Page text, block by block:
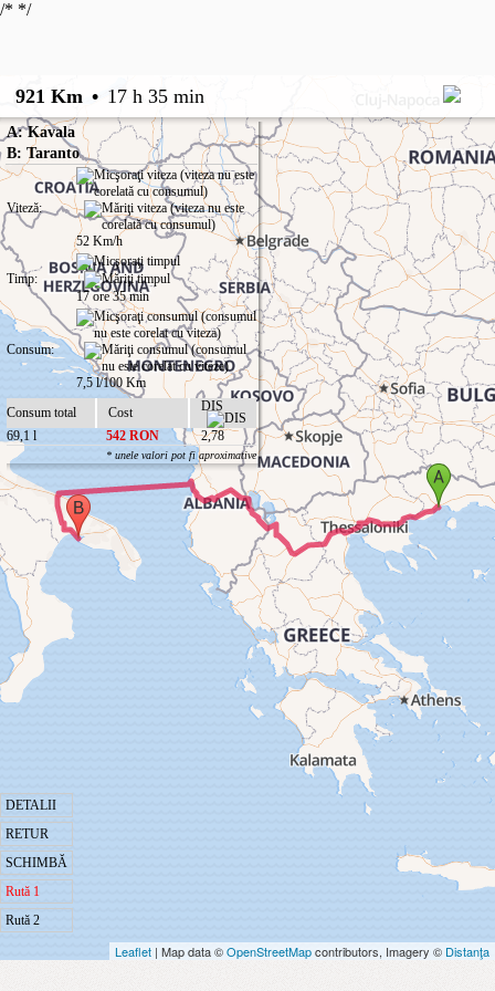
/* */
921 Km • 17 h 35 min
DETALII
RETUR
SCHIMBĂ
Rută 1
Rută 2
A: Kavala
B: Taranto
Viteză:
52 Km/h
Timp:
17 ore 35 min
Consum:
7,5 l/100 Km
Consum total
Cost
DIS
69,1 l
542 RON 2,78
* unele valori pot fi aproximative